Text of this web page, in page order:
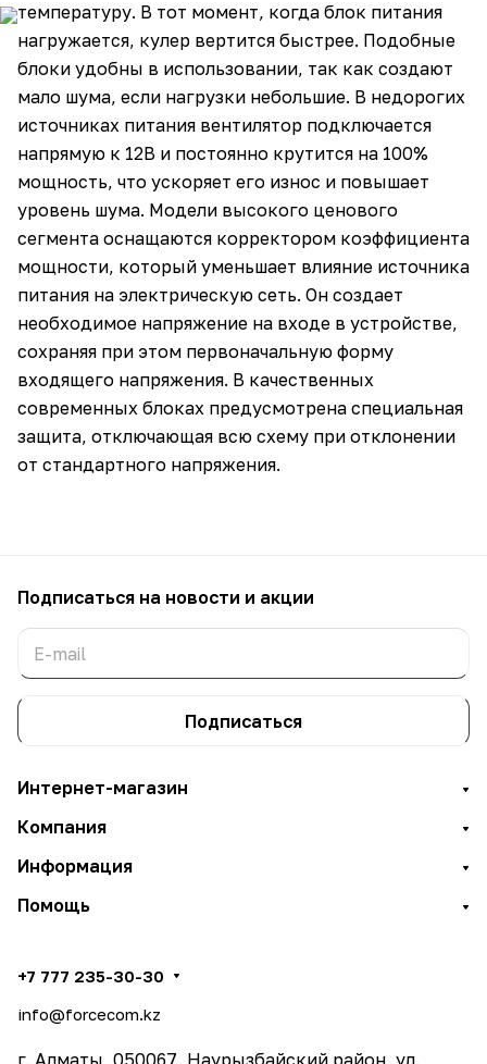
температуру. В тот момент, когда блок питания
нагружается, кулер вертится быстрее. Подобные
блоки удобны в использовании, так как создают
мало шума, если нагрузки небольшие. В недорогих
источниках питания вентилятор подключается
напрямую к 12В и постоянно крутится на 100%
мощность, что ускоряет его износ и повышает
уровень шума. Модели высокого ценового
сегмента оснащаются корректором коэффициента
мощности, который уменьшает влияние источника
питания на электрическую сеть. Он создает
необходимое напряжение на входе в устройстве,
сохраняя при этом первоначальную форму
входящего напряжения. В качественных
современных блоках предусмотрена специальная
защита, отключающая всю схему при отклонении
от стандартного напряжения.
Подписаться на новости и акции
Подписаться
Интернет-магазин
Компания
Информация
Помощь
+7 777 235-30-30
info@forcecom.kz